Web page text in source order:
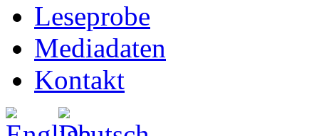
Leseprobe
Mediadaten
Kontakt